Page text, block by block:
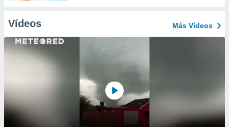
Vídeos Más Vídeos